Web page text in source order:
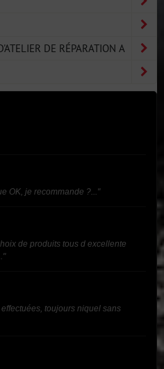
DE RÉPARATION A
OK, je recommande ?..."
de produits tous d excellente
toujours niquel sans